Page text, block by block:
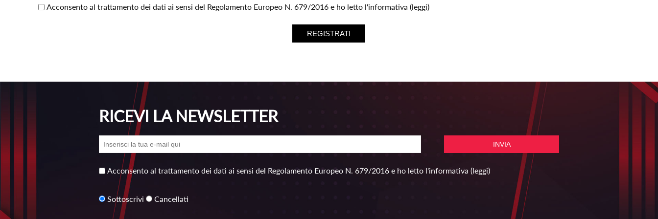
Acconsento al trattamento dei dati ai sensi del Regolamento Europeo N. 679/2016 e ho letto l'informativa (leggi)
RICEVI LA NEWSLETTER
Acconsento al trattamento dei dati ai sensi del Regolamento Europeo N. 679/2016 e ho letto l'informativa (leggi)
Sottoscrivi Cancellati